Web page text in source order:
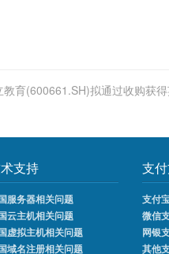
教育(600661.SH)拟通过收购获
支持
服务器相关问题
云主机相关问题
虚拟主机相关问题
域名注册相关问题
支
支付
微信
网银
其他